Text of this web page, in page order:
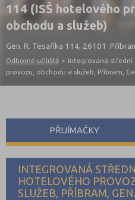
114 (ISŠ hotelového
obchodu a služeb)
Gen. R. Tesaříka 114, 26101
Odborné učiliště > Integrovaná
provozu, obchodu a služeb, Příbram,
INTEGROVANÁ
HOTELOVÉHO
SLUŽEB, PŘÍBRAM,
PŘIJÍMAČKY